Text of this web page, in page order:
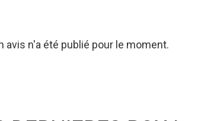
avis n'a été publié pour le moment.